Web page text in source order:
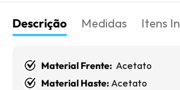
Descrição Medidas Itens
Material Frente: Acetato
Material Haste: Acetato